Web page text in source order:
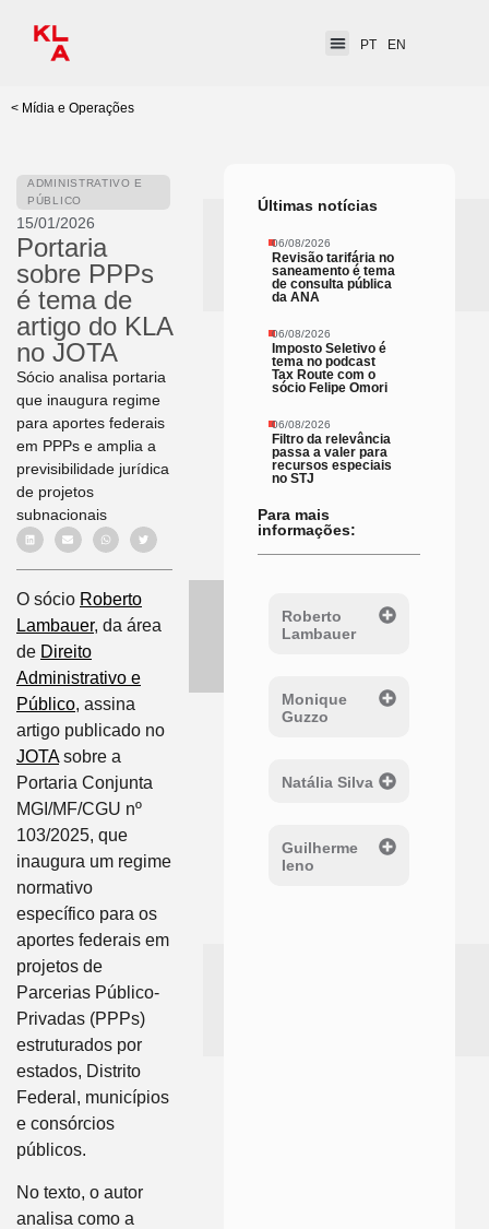
PT EN
< Mídia e Operações
ADMINISTRATIVO E
PÚBLICO
15/01/2026
Portaria
sobre PPPs
é tema de
artigo do KLA
no JOTA
Sócio analisa portaria
que inaugura regime
para aportes federais
em PPPs e amplia a
previsibilidade jurídica
de projetos
subnacionais
O sócio Roberto
Lambauer, da área
de Direito
Administrativo e
Público, assina
artigo publicado no
JOTAsobre a
Portaria Conjunta
MGI/MF/CGU nº
103/2025, que
inaugura um regime
normativo
específico para os
aportes federais em
projetos de
Parcerias Público-
Privadas (PPPs)
estruturados por
estados, Distrito
Federal, municípios
e consórcios
públicos.
No texto, o autor
analisa como a
Últimas notícias
06/08/2026
Revisão tarifária no
saneamento é tema
de consulta pública
da ANA
06/08/2026
Imposto Seletivo é
tema no podcast
Tax Route com o
sócio Felipe Omori
06/08/2026
Filtro da relevância
passa a valer para
recursos especiais
no STJ
Para mais
informações:
Roberto
Lambauer
Monique
Guzzo
Natália Silva
Guilherme
Ieno